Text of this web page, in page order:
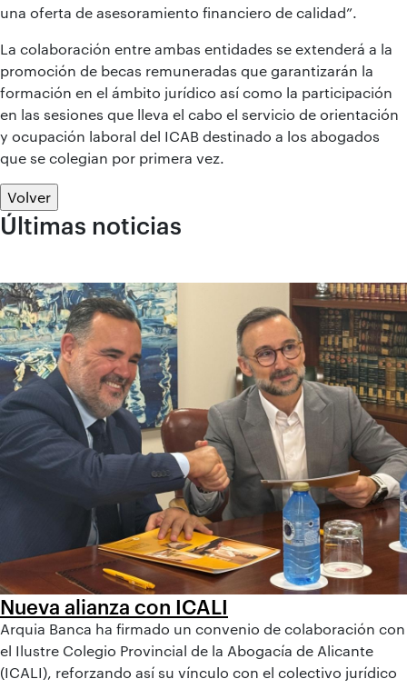
una oferta de asesoramiento financiero de calidad”.
La colaboración entre ambas entidades se extenderá a la
promoción de becas remuneradas que garantizarán la
formación en el ámbito jurídico así como la participación
en las sesiones que lleva el cabo el servicio de orientación
y ocupación laboral del ICAB destinado a los abogados
que se colegian por primera vez.
Volver
Últimas noticias
Nueva alianza con ICALI
Arquia Banca ha firmado un convenio de colaboración con
el Ilustre Colegio Provincial de la Abogacía de Alicante
(ICALI), reforzando así su vínculo con el colectivo jurídico